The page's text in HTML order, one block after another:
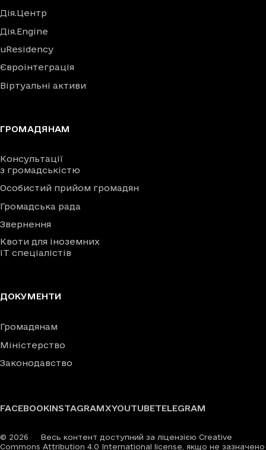
Дія.Центр
Дія.Engine
uResidency
Євроінтеграція
Віртуальні активи
ГРОМАДЯНАМ
Консультації
з громадськістю
Особистий прийом громадян
Громадська рада
Звернення
Квоти для іноземних
IT спеціалістів
ДОКУМЕНТИ
Громадянам
Міністерство
Законодавство
FACEBOOKINSTAGRAMXYOUTUBETELEGRAM
© 2026
Весь контент доступний за ліцензією Creative
Commons Attribution 4.0 International license, якщо не зазначено